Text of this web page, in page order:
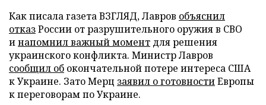
Как писала газета ВЗГЛЯД, Лавров объяснил
отказРоссии от разрушительного оружия в СВО
инапомнил важный момент для решения
украинского конфликта. Министр Лавров
сообщил об окончательной потере интереса США
к Украине. Зато Мерц заявил о готовностиЕвропы
к переговорам по Украине.